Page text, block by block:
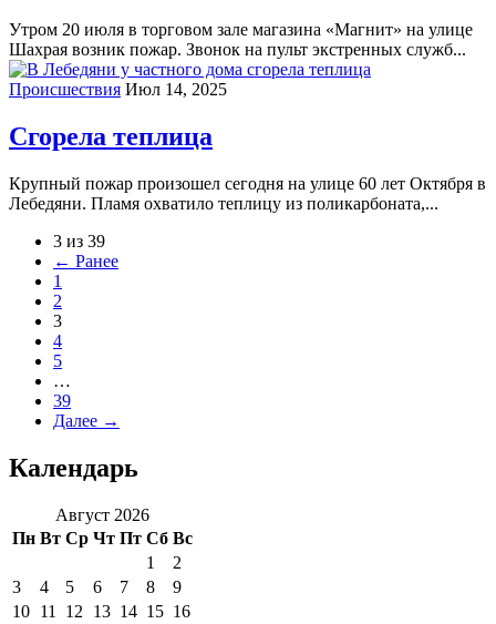
Утром 20 июля в торговом зале магазина «Магнит» на улице
Шахрая возник пожар. Звонок на пульт экстренных служб...
Происшествия Июл 14, 2025
Сгорела теплица
Крупный пожар произошел сегодня на улице 60 лет Октября в
Лебедяни. Пламя охватило теплицу из поликарбоната,...
3 из 39
← Ранее
1
2
3
4
5
…
39
Далее →
Календарь
Август 2026
Пн Вт Ср Чт Пт Сб Вс
1
2
3
4 5 6 7 8
9
10 11 12 13 14 15 16